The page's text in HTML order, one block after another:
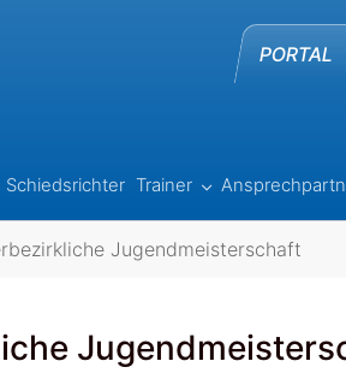
PORTAL
Schiedsrichter Trainer Submenu for
Jugendmeisterschaft